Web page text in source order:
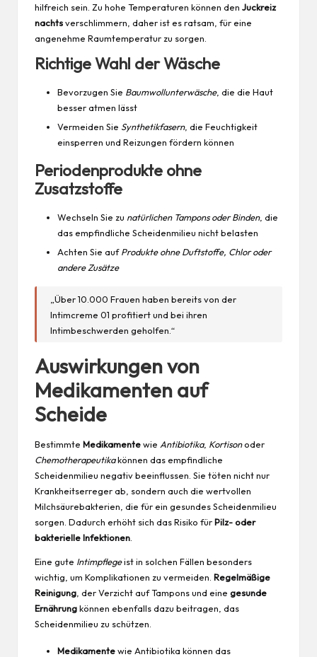
hilfreich sein. Zu hohe Temperaturen können den Juckreiz
nachtsverschlimmern, daher ist es ratsam, für eine
angenehme Raumtemperatur zu sorgen.
Richtige Wahl der Wäsche
Bevorzugen Sie Baumwollunterwäsche, die die Haut
besser atmen lässt
Vermeiden Sie Synthetikfasern, die Feuchtigkeit
einsperren und Reizungen fördern können
Periodenprodukte ohne
Zusatzstoffe
Wechseln Sie zu natürlichen Tampons oder Binden, die
das empfindliche Scheidenmilieu nicht belasten
Achten Sie aufProdukte ohne Duftstoffe, Chlor oder
andere Zusätze
„Über 10.000 Frauen haben bereits von der
Intimcreme 01 profitiert und bei ihren
Intimbeschwerden geholfen.“
Auswirkungen von
Medikamenten auf
Scheide
Bestimmte Medikamentewie Antibiotika, Kortisonoder
Chemotherapeutikakönnen das empfindliche
Scheidenmilieu negativ beeinflussen. Sie töten nicht nur
Krankheitserreger ab, sondern auch die wertvollen
Milchsäurebakterien, die für ein gesundes Scheidenmilieu
sorgen. Dadurch erhöht sich das Risiko fürPilz- oder
bakterielle Infektionen
Eine gute Intimpflegeist in solchen Fällen besonders
wichtig, um Komplikationen zu vermeiden. Regelmäßige
Reinigung , der Verzicht auf Tampons und eine gesunde
Ernährungkönnen ebenfalls dazu beitragen, das
Scheidenmilieu zu schützen.
Medikamentewie Antibiotika können das